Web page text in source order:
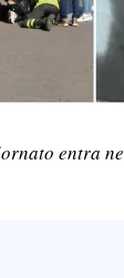
entra